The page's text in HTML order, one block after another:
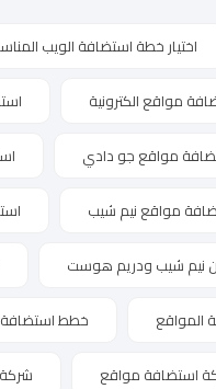
اختيار خطة استضافة الويب
مواقع الكترونية
مواقع جو دادي
مواقع نيم شيب
نيم شيب ودريم هوست
المواقع خطط استضافة VPS
استضافة مواقع